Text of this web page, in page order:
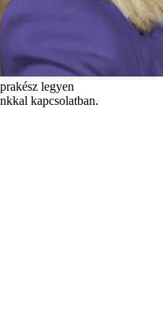
legyen
kapcsolatban.